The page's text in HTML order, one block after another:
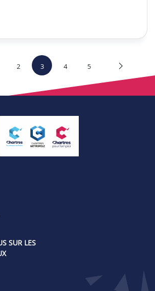
2 3 4 5
SUR LES
notre page Facebook
vers notre page